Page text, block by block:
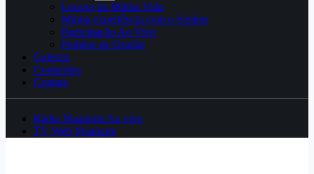
Louvor da Minha Vida
Minha experiência com o Senhor
Participação Ao Vivo
Pedidos de Oração
Galerias
Conteúdos
Contato
Rádio Maanaim Ao vivo
TV Web Maanaim